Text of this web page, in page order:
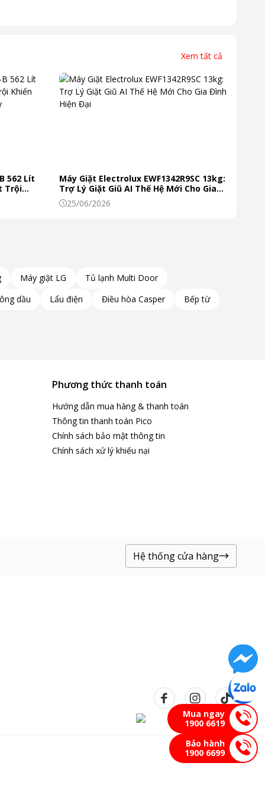
Mua ngay
1900 6619
Bảo hành
1900 6699
Xem tất cả
562 Lít
Trội
Ngày
Máy Giặt Electrolux EWF1342R9SC 13kg:
Trợ Lý Giặt Giũ AI Thế Hệ Mới Cho Gia
Đình Hiện Đại
25/06/2026
Máy giặt LG
Tủ lạnh Multi Door
dầu Lẩu điện Điều hòa Casper
Bếp từ
Phương thức thanh toán
Hướng dẫn mua hàng & thanh toán
Thông tin thanh toán Pico
Chính sách bảo mật thông tin
Chính sách xử lý khiếu nại
Hệ thống cửa hàng